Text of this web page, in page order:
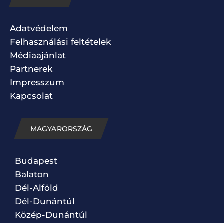
Adatvédelem
Felhasználási feltételek
Médiaajánlat
Partnerek
Impresszum
Kapcsolat
MAGYARORSZÁG
Budapest
Balaton
Dél-Alföld
Dél-Dunántúl
Közép-Dunántúl